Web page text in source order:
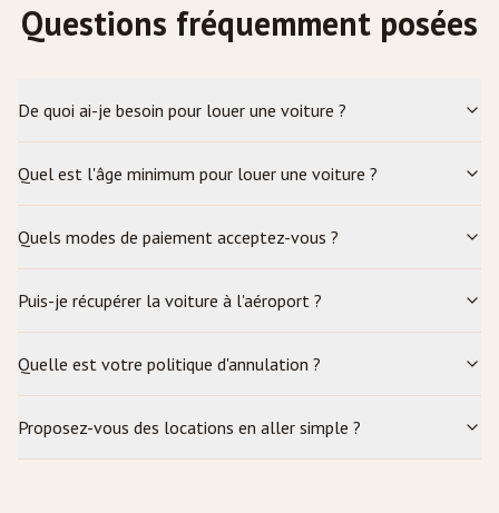
Questions fréquemment posées
De quoi ai-je besoin pour louer une voiture ?
Quel est l'âge minimum pour louer une voiture ?
Quels modes de paiement acceptez-vous ?
Puis-je récupérer la voiture à l'aéroport ?
Quelle est votre politique d'annulation ?
Proposez-vous des locations en aller simple ?